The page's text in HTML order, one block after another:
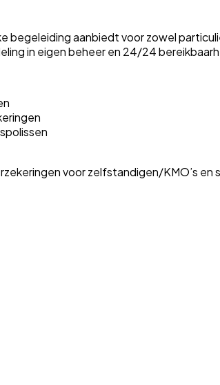
begeleiding aanbiedt voor zowel
in eigen beheer en 24/24
voor zelfstandigen/KMO’s en